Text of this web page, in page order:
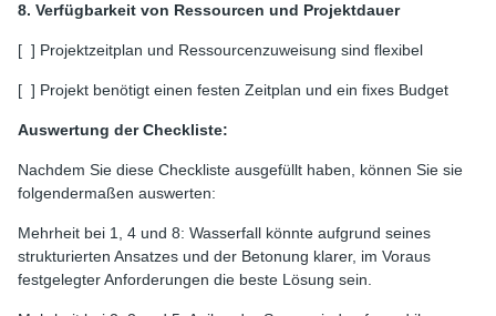
8. Verfügbarkeit von Ressourcen und Projektdauer
[ ] Projektzeitplan und Ressourcenzuweisung sind flexibel
[ ] Projekt benötigt einen festen Zeitplan und ein fixes Budget
Auswertung der Checkliste:
Nachdem Sie diese Checkliste ausgefüllt haben, können Sie sie
folgendermaßen auswerten:
Mehrheit bei 1, 4 und 8: Wasserfall könnte aufgrund seines
strukturierten Ansatzes und der Betonung klarer, im Voraus
festgelegter Anforderungen die beste Lösung sein.